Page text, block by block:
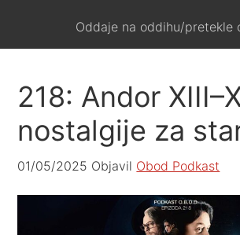
Oddaje na oddihu/pretekle
218: Andor
nostalgije za
01/05/2025 Objavil Obod Podkast